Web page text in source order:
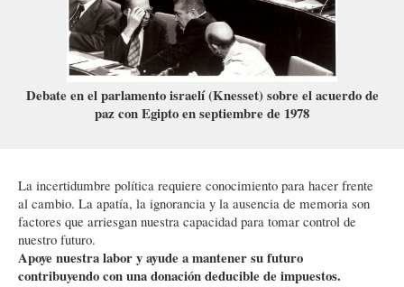
Debate en el parlamento israelí (Knesset) sobre el acuerdo de
paz con Egipto en septiembre de 1978
La incertidumbre política requiere conocimiento para hacer frente
al cambio. La apatía, la ignorancia y la ausencia de memoria son
factores que arriesgan nuestra capacidad para tomar control de
nuestro futuro.
Apoye nuestra labor y ayude a mantener su futuro
contribuyendo con una donación deducible de impuestos.